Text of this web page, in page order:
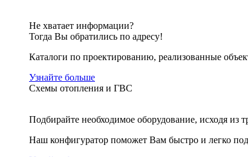
Не хватает информации?
Тогда Вы обратились по адресу!
Каталоги по проектированию, реализованные
Узнайте больше
Схемы отопления и ГВС
Подбирайте необходимое оборудование, исходя из
Наш конфигуратор поможет Вам быстро и легко